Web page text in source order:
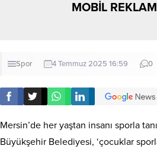
MOBİL
Spor 4 Temmuz 2025 16:59 0
Mersin’de her yaştan insanı sporla
Büyükşehir Belediyesi, ‘çocuklar